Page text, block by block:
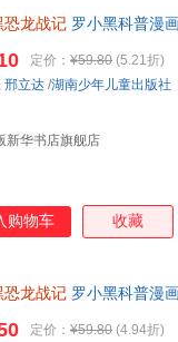
恐龙战记 罗小黑科普漫
定价： ¥59.80 (5.21折)
新华书店旗舰店
, 邢立达 /湖南少年儿童出版社
购物车 收藏
恐龙战记 罗小黑科普漫
定价： ¥59.80 (4.94折)